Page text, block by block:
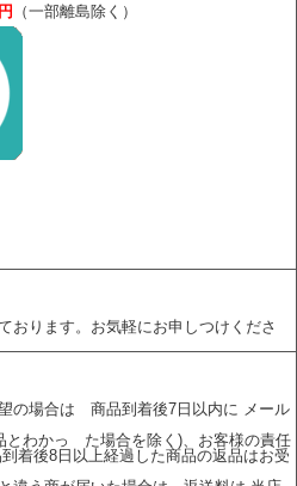
（一部離島除く）
おります。お気軽にお申しつけくださ
の場合は 商品到着後7日以内に メール
とわかっ た場合を除く)、お客様の責任
着後8日以上経過した商品の返品はお受